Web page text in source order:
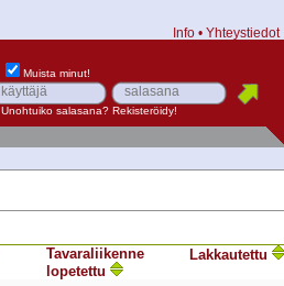
Info • Yhteystiedot
Muista minut!
Unohtuiko salasana? Rekisteröidy!
Tavara­liikenne
lopetettu
Lakkautettu